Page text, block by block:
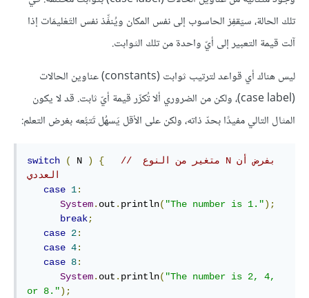
تلك الحالة، سيَقفِز الحاسوب إلى نفس المكان ويُنفِّذ نفس التَعْليمَات إذا
آلت قيمة التعبير إلى أيّ واحدة من تلك الثوابت.
ليس هناك أي قواعد لترتيب ثوابت (constants) عناوين الحالات
(case label)، ولكن من الضروري ألا تُكرِّر قيمة أيّ ثابت. قد لا يكون
المثال التالي مفيدًا بحدّ ذاته، ولكن على الأقل يَسهُل تَتبُّعه بغرض التعلم:
switch ( N ) {
// ‫بفرض أن N متغير من النوع
العددي
case 1:
System. out . println( "The number is 1.");
break;
case 2:
case 4:
case 8:
System. out . println( "The number is 2, 4,
or 8.");